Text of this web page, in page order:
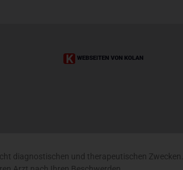
diagnostischen und therapeutischen Zwecken.